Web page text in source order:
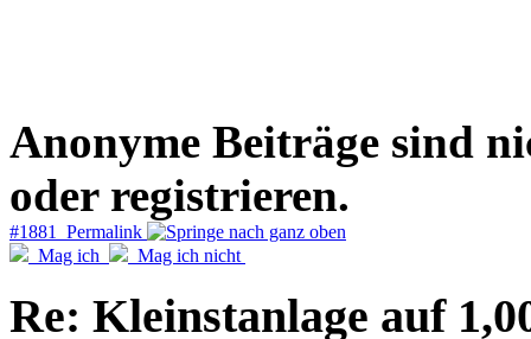
Anonyme Beiträge sind
oder registrieren.
#1881 Permalink
Mag ich
Mag ich nicht
Re: Kleinstanlage auf